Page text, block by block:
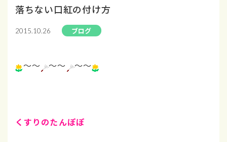
落ちない口紅の付け方
2015.10.26 ブログ
～～ ～～ ～～
くすりのたんぽぽ